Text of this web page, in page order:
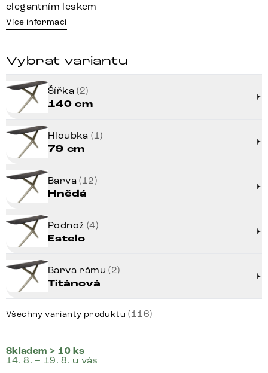
elegantním leskem
Více informací
Vybrat variantu
Šířka(2)
140 cm
Hloubka(1)
79 cm
Barva(12)
Hnědá
Podnož (4)
Estelo
Barva rámu(2)
Titánová
Všechny varianty produktu (116)
Skladem > 10 ks
14. 8. – 19. 8. u vás